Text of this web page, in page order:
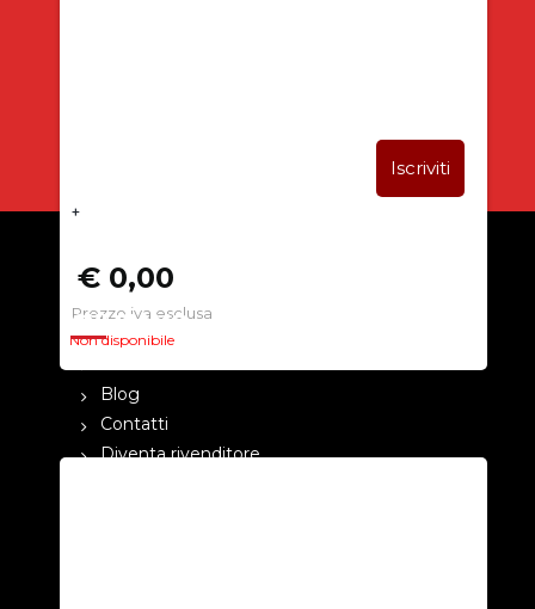
+
€ 0,00
Prezzo iva esclusa
Non disponibile
CHI SIAMO
Blog
Contatti
Diventa rivenditore